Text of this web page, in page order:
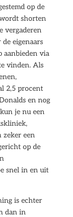
op de
shorten
vergaderen
eigenaars
aanbieden via
vinden. Als
2,5 procent
en nog
je nu een
zeker een
op de
snel in en uit
is echter
dan in